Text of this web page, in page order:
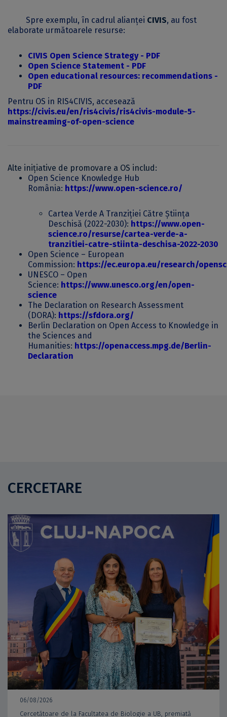
Spre exemplu, în cadrul alianței CIVIS, au fost
elaborate următoarele resurse:
CIVIS Open Science Strategy - PDF
Open Science Statement - PDF
Open educational resources: recommendations -
PDF
Pentru OS in RIS4CIVIS, accesează
https://civis.eu/en/ris4civis/ris4civis-module-5-
mainstreaming-of-open-science
Alte inițiative de promovare a OS includ:
Open Science Knowledge Hub
România: https://www.open-science.ro/
Cartea Verde A Tranziției Către Știința
Deschisă (2022-2030): https://www.open-
science.ro/resurse/cartea-verde-a-
tranzitiei-catre-stiinta-deschisa-2022-2030
Open Science – European
Commission: https://ec.europa.eu/research/
UNESCO – Open
Science: https://www.unesco.org/en/open-
science
The Declaration on Research Assessment
(DORA): https://sfdora.org/
Berlin Declaration on Open Access to Knowledge in
the Sciences and
Humanities: https://openaccess.mpg.de/Berlin-
Declaration
CERCETARE
06/08/2026
Cercetătoare de la Facultatea de Biologie a UB, premiată